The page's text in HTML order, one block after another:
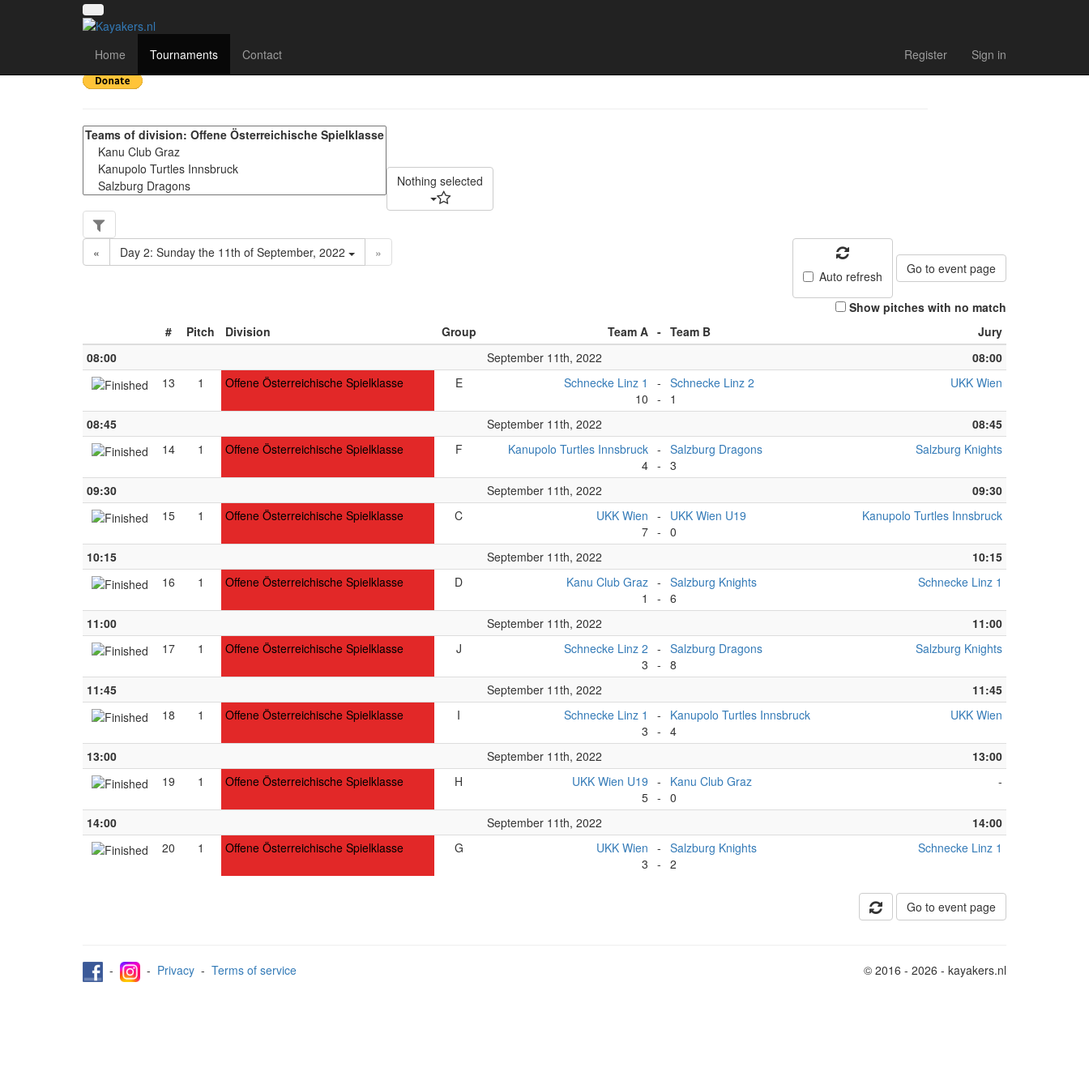
Home Tournaments Contact Register Sign in
Österreichische Staatsmeisterschaften 2022 - Match list
Nothing selected
« Day 2: Sunday the 11th of September, 2022
»
Auto refresh
Go to event page
Show pitches with no match
#
Pitch Division Group Team A - Team B
Jury
08:00
September 11th, 2022
08:00
13
1 Offene Österreichische Spielklasse E
Schnecke Linz 1
10
-
-
Schnecke Linz 2
1
UKK Wien
08:45 September 11th, 2022
08:45
14
1 Offene Österreichische Spielklasse F
Kanupolo Turtles Innsbruck
4
-
-
Salzburg Dragons
3
Salzburg Knights
09:30 September 11th, 2022
09:30
15
1 Offene Österreichische Spielklasse C
UKK Wien
7
-
-
UKK Wien U19
0
Kanupolo Turtles Innsbruck
10:15 September 11th, 2022
10:15
16
1 Offene Österreichische Spielklasse D
Kanu Club Graz
1
-
-
Salzburg Knights
6
Schnecke Linz 1
11:00 September 11th, 2022
11:00
17
1 Offene Österreichische Spielklasse J
Schnecke Linz 2
3
-
-
Salzburg Dragons
8
Salzburg Knights
11:45 September 11th, 2022
11:45
18
1 Offene Österreichische Spielklasse I
Schnecke Linz 1
3
-
-
Kanupolo Turtles Innsbruck
4
UKK Wien
13:00 September 11th, 2022
13:00
19
1 Offene Österreichische Spielklasse H
UKK Wien U19
5
-
-
Kanu Club Graz
0
-
14:00 September 11th, 2022
14:00
20
1 Offene Österreichische Spielklasse G
UKK Wien
3
-
-
Salzburg Knights
2
Schnecke Linz 1
Go to event page
- - Privacy - Terms of service © 2016 - 2026 - kayakers.nl